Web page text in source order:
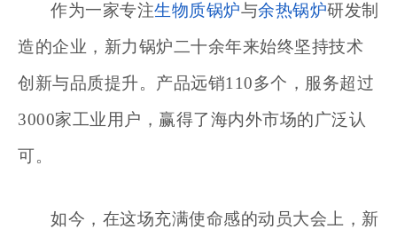
作为一家专注生物质锅炉与余热锅炉研发制
造的企业，新力锅炉二十余年来始终坚持技术
创新与品质提升。产品远销110多个，服务超过
3000家工业用户，赢得了海内外市场的广泛认
可。
如今，在这场充满使命感的动员大会上，新